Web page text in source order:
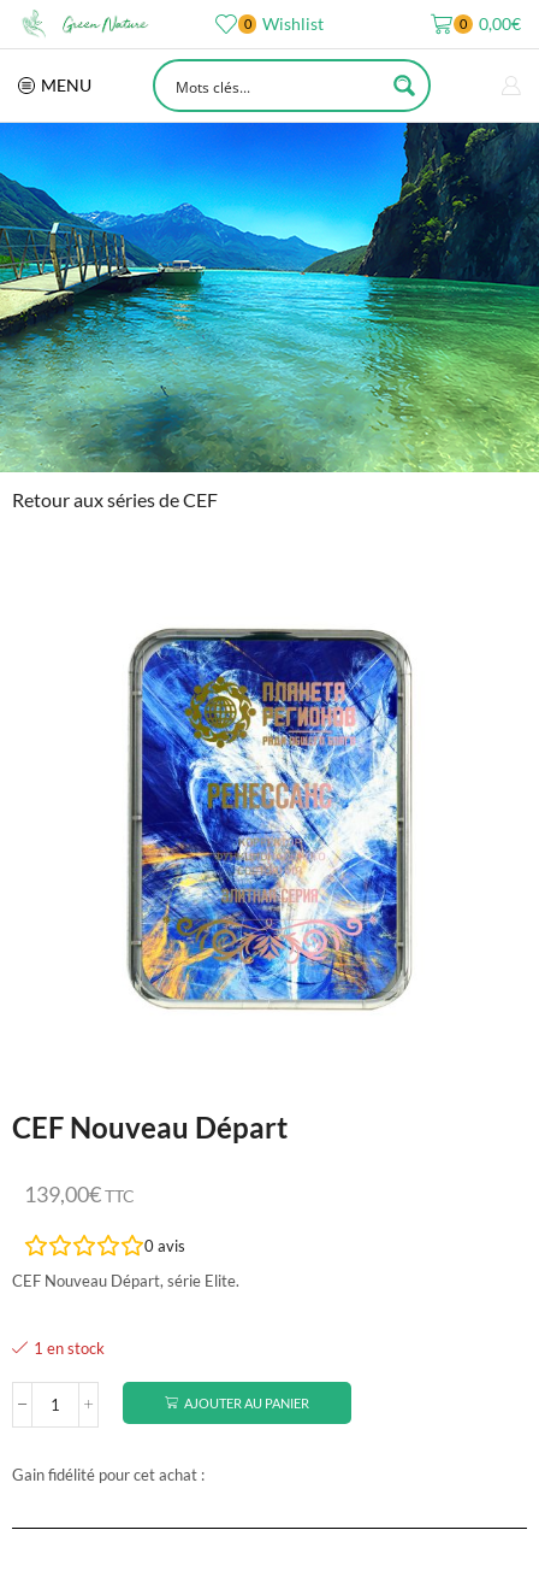
0 Wishlist 0 0,00€
MENU
Retour aux séries de CEF
CEF Nouveau Départ
139,00€TTC
0avis
CEF Nouveau Départ, série Elite.
1 en stock
AJOUTER AU PANIER
Gain fidélité pour cet achat :